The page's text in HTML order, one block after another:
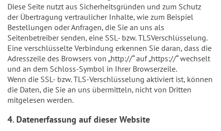
Diese Seite nutzt aus Sicherheitsgründen und zum Schutz
der Übertragung vertraulicher Inhalte, wie zum Beispiel
Bestellungen oder Anfragen, die Sie an uns als
Seitenbetreiber senden, eine SSL- bzw. TLSVerschlüsselung.
Eine verschlüsselte Verbindung erkennen Sie daran, dass die
Adresszeile des Browsers von „http://“ auf „https://“ wechselt
und an dem Schloss-Symbol in Ihrer Browserzeile.
Wenn die SSL- bzw. TLS-Verschlüsselung aktiviert ist, können
die Daten, die Sie an uns übermitteln, nicht von Dritten
mitgelesen werden.
4. Datenerfassung auf dieser Website